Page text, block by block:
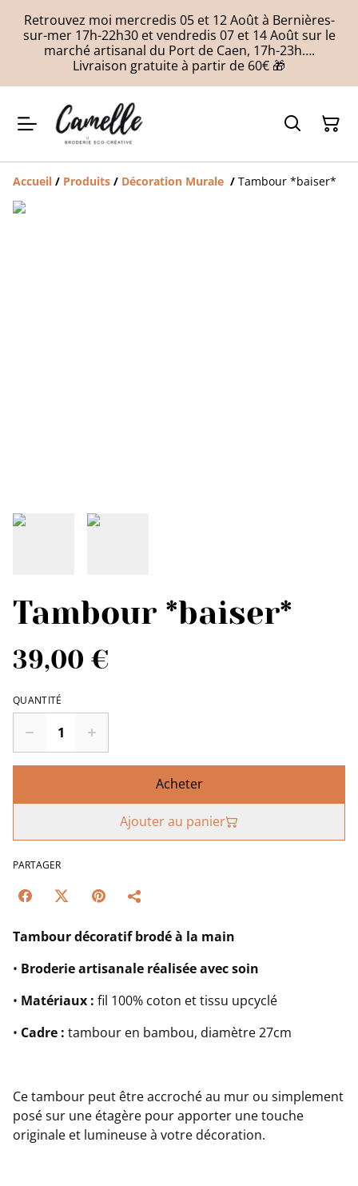
Retrouvez moi mercredis 05 et 12 Août à Bernières-
sur-mer 17h-22h30 et vendredis 07 et 14 Août sur le
marché artisanal du Port de Caen, 17h-23h….
Livraison gratuite à partir de 60€ 🎁
Accueil / Produits / Décoration Murale / Tambour *baiser*
Tambour *baiser*
39,00 €
QUANTITÉ
Acheter
Ajouter au panier
PARTAGER
Tambour décoratif brodé à la main
• Broderie artisanale réalisée avec soin
• Matériaux : fil 100% coton et tissu upcyclé
• Cadre : tambour en bambou, diamètre 27cm
Ce tambour peut être accroché au mur ou simplement
posé sur une étagère pour apporter une touche
originale et lumineuse à votre décoration.